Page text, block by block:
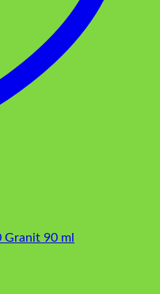
90 ml